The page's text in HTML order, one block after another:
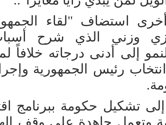
استضاف "لقاء
وزني الذي شرح
بعد انتخاب رئيس الجمهورية
تشكيل حكومة ببرنامج